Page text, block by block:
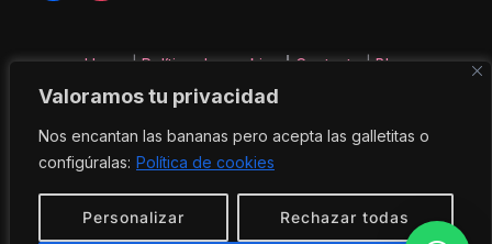
Valoramos tu privacidad
Nos encantan las bananas pero acepta las galletitas o
configúralas: Política de cookies
Personalizar Rechazar todas
Home|Política de cookies | Contacto|Blog